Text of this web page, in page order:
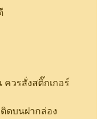
วรสั่งสติ๊กเกอร์
ดบนฝากล่อง